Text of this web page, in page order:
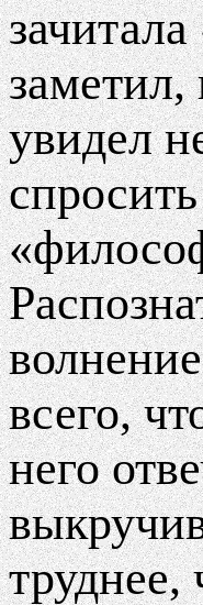
заметил,
увидел
всего,
него